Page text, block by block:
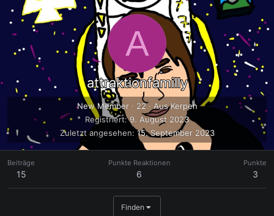
A
attraktionfamilly
New Member · 22· AusKerpen
Registriert
9. August 2023
Zuletzt angesehen 15. September 2023
Beiträge
15
Punkte Reaktionen
6
Punkte
3
Finden